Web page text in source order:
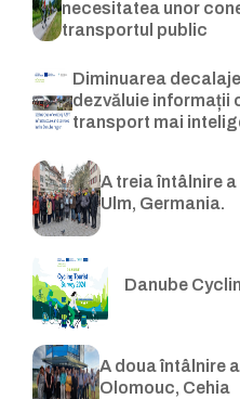
necesitatea unor
transportul public
Diminuarea
dezvăluie informații
transport mai
A treia întâlnire
Ulm, Germania.
Danube
A doua întâlnire
Olomouc, Cehia